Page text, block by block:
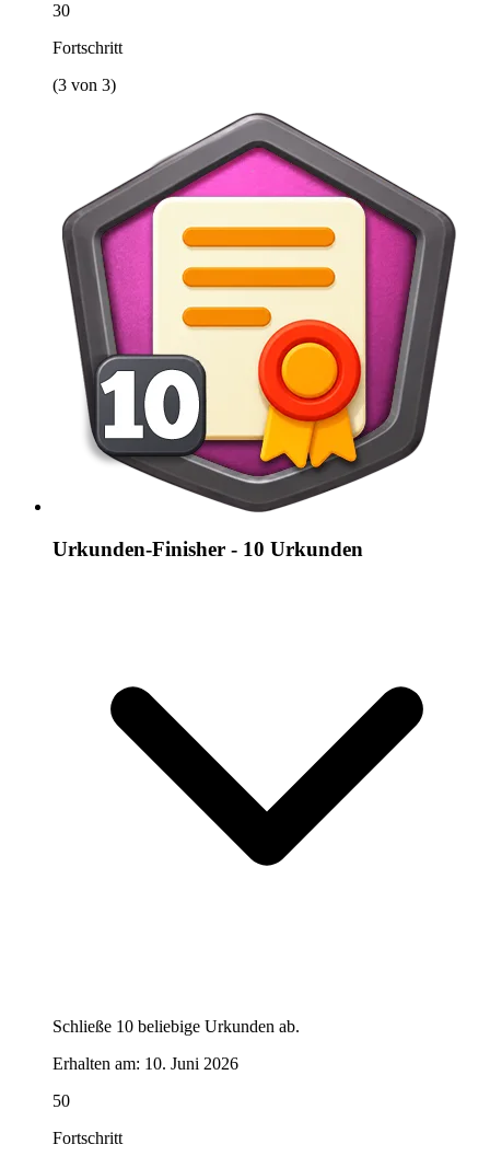
30
Fortschritt
(3 von 3)
Urkunden-Finisher - 10 Urkunden
Schließe 10 beliebige Urkunden ab.
Erhalten am: 10. Juni 2026
50
Fortschritt